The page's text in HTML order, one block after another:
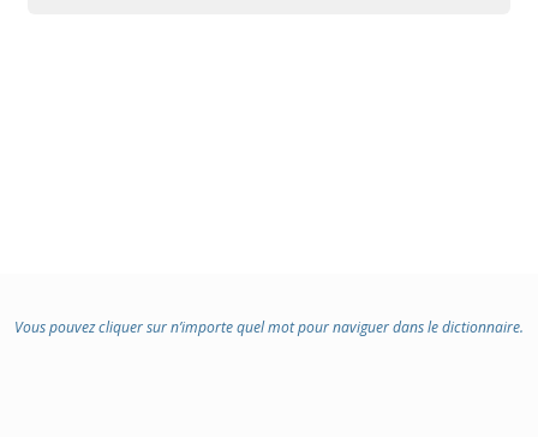
Vous pouvez cliquer sur n’importe quel mot pour naviguer dans le dictionnaire.